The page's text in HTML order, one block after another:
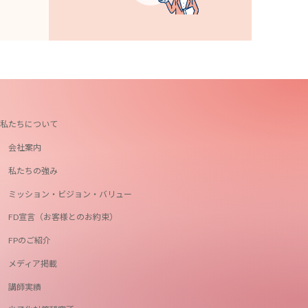
私たちについて
会社案内
私たちの強み
ミッション・ビジョン・バリュー
FD宣言（お客様とのお約束）
FPのご紹介
メディア掲載
講師実績